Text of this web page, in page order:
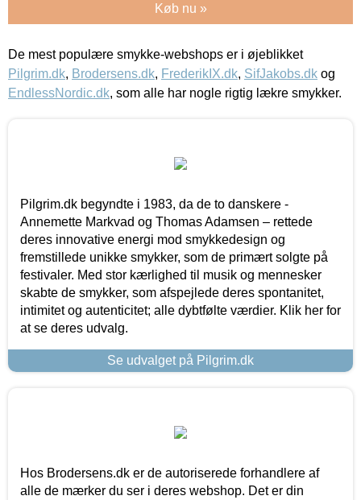
Køb nu »
De mest populære smykke-webshops er i øjeblikket
Pilgrim.dk, Brodersens.dk, FrederikIX.dk, SifJakobs.dk og
EndlessNordic.dk, som alle har nogle rigtig lækre smykker.
Pilgrim.dk begyndte i 1983, da de to danskere -
Annemette Markvad og Thomas Adamsen – rettede
deres innovative energi mod smykkedesign og
fremstillede unikke smykker, som de primært solgte på
festivaler. Med stor kærlighed til musik og mennesker
skabte de smykker, som afspejlede deres spontanitet,
intimitet og autenticitet; alle dybtfølte værdier. Klik her for
at se deres udvalg.
Se udvalget på Pilgrim.dk
Hos Brodersens.dk er de autoriserede forhandlere af
alle de mærker du ser i deres webshop. Det er din